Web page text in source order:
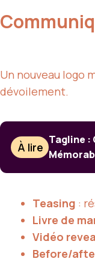
Un nouveau logo
dévoilement.
À lire
Tagline :
Teasing :
Livre de
Vidéo
Before/